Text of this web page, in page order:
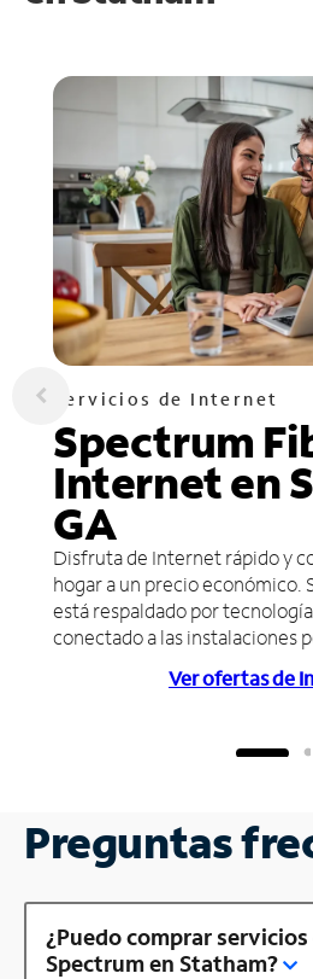
Servicios de Internet
Spectrum
Internet en
GA
Disfruta de Internet rápido y
hogar a un precio
está respaldado por
conectado a las instalaciones
Ver ofertas de
Preguntas
¿Puedo comprar
Spectrum en Statham?